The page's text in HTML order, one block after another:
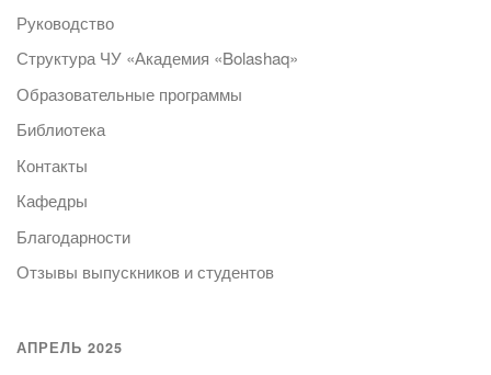
Руководство
Структура ЧУ «Академия «Bolashaq»
Образовательные программы
Библиотека
Контакты
Кафедры
Благодарности
Отзывы выпускников и студентов
АПРЕЛЬ 2025